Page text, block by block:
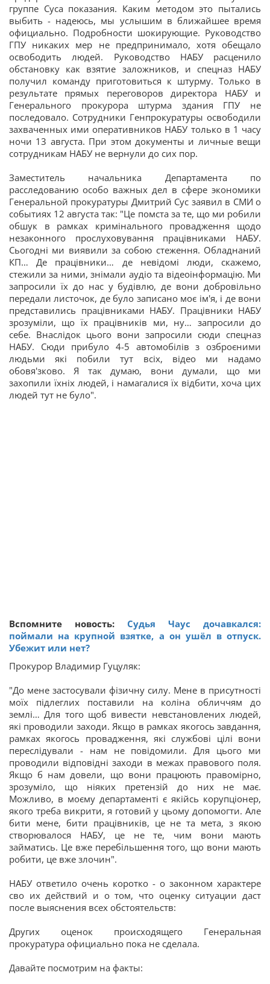
группе Суса показания. Каким методом это пытались
выбить - надеюсь, мы услышим в ближайшее время
официально. Подробности шокирующие. Руководство
ГПУ никаких мер не предпринимало, хотя обещало
освободить людей. Руководство НАБУ расценило
обстановку как взятие заложников, и спецназ НАБУ
получил команду приготовиться к штурму. Только в
результате прямых переговоров директора НАБУ и
Генерального прокурора штурма здания ГПУ не
последовало. Сотрудники Генпрокуратуры освободили
захваченных ими оперативников НАБУ только в 1 часу
ночи 13 августа. При этом документы и личные вещи
сотрудникам НАБУ не вернули до сих пор.
Заместитель начальника Департамента по
расследованию особо важных дел в сфере экономики
Генеральной прокуратуры Дмитрий Сус заявил в СМИ о
событиях 12 августа так: "Це помста за те, що ми робили
обшук в рамках кримінального провадження щодо
незаконного прослуховування працівниками НАБУ.
Сьогодні ми виявили за собою стеження. Обладнаний
КП… Де працівники… де невідомі люди, скажемо,
стежили за ними, знімали аудіо та відеоінформацію. Ми
запросили їх до нас у будівлю, де вони добровільно
передали листочок, де було записано моє ім'я, і де вони
представились працівниками НАБУ. Працівники НАБУ
зрозуміли, що їх працівників ми, ну… запросили до
себе. Внаслідок цього вони запросили сюди спецназ
НАБУ. Сюди прибуло 4-5 автомобілів з озброєними
людьми які побили тут всіх, відео ми надамо
обовя'зково. Я так думаю, вони думали, що ми
захопили їхніх людей, і намагалися їх відбити, хоча цих
людей тут не було".
Вспомните новость: Судья Чаус дочавкался:
поймали на крупной взятке, а он ушёл в отпуск.
Убежит или нет?
Прокурор Владимир Гуцуляк:
"До мене застосували фізичну силу. Мене в присутності
моїх підлеглих поставили на коліна обличчям до
землі… Для того щоб вивести невстановлених людей,
які проводили заходи. Якщо в рамках якогось завдання,
рамках якогось провадження, які службові цілі вони
переслідували - нам не повідомили. Для цього ми
проводили відповідні заходи в межах правового поля.
Якщо б нам довели, що вони працюють правомірно,
зрозуміло, що ніяких претензій до них не має.
Можливо, в моєму департаменті є якійсь корупціонер,
якого треба викрити, я готовий у цьому допомогти. Але
бити мене, бити працівників, це не та мета, з якою
створювалося НАБУ, це не те, чим вони мають
займатись. Це вже перебільшення того, що вони мають
робити, це вже злочин".
НАБУ ответило очень коротко - о законном характере
сво их действий и о том, что оценку ситуации даст
после выяснения всех обстоятельств:
Других оценок происходящего Генеральная
прокуратура официально пока не сделала.
Давайте посмотрим на факты: